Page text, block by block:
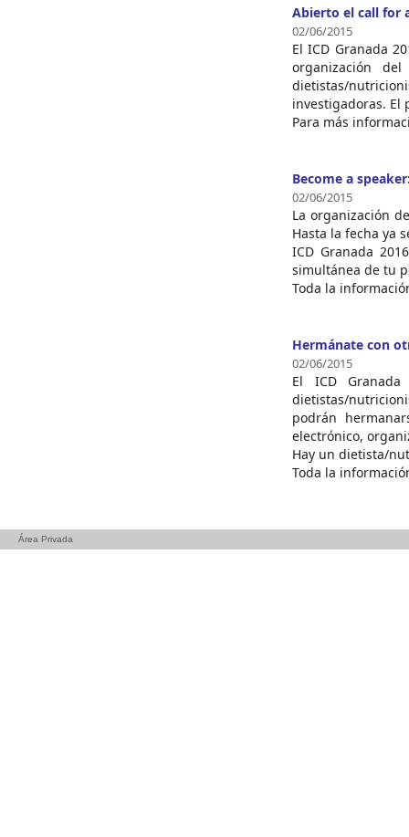
Abierto el call for
02/06/2015
El ICD Granada
organización
dietistas/
investigadoras. El
Para más
Become a
02/06/2015
La organización
Hasta la fecha ya
ICD Granada
simultánea de tu
Toda la
Hermánate con
02/06/2015
El ICD
dietistas/
podrán
electrónico,
Hay un dietista/
Toda la
Área Privada